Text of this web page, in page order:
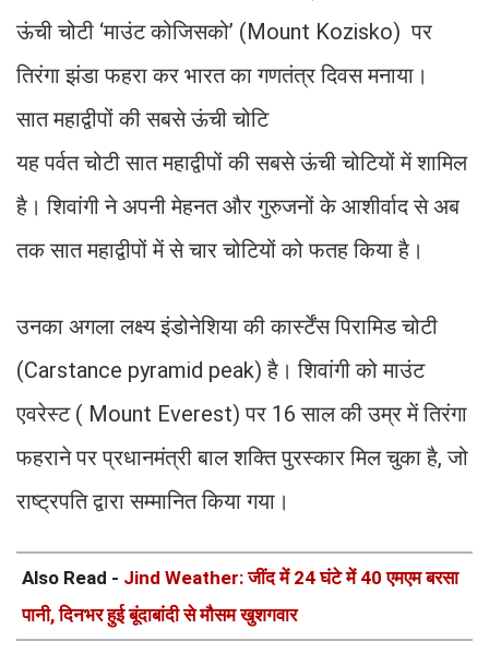
ऊंची चोटी ‘माउंट कोजिसको’ (Mount Kozisko) पर
तिरंगा झंडा फहरा कर भारत का गणतंत्र दिवस मनाया।
सात महाद्वीपों की सबसे ऊंची चोटि
यह पर्वत चोटी सात महाद्वीपों की सबसे ऊंची चोटियों में शामिल
है। शिवांगी ने अपनी मेहनत और गुरुजनों के आशीर्वाद से अब
तक सात महाद्वीपों में से चार चोटियों को फतह किया है।
उनका अगला लक्ष्य इंडोनेशिया की कार्स्टेंस पिरामिड चोटी
(Carstance pyramid peak) है। शिवांगी को माउंट
एवरेस्ट ( Mount Everest) पर 16 साल की उम्र में तिरंगा
फहराने पर प्रधानमंत्री बाल शक्ति पुरस्कार मिल चुका है, जो
राष्ट्रपति द्वारा सम्मानित किया गया।
Also Read - Jind Weather: जींद में 24 घंटे में 40 एमएम बरसा
पानी, दिनभर हुई बूंदाबांदी से मौसम खुशगवार